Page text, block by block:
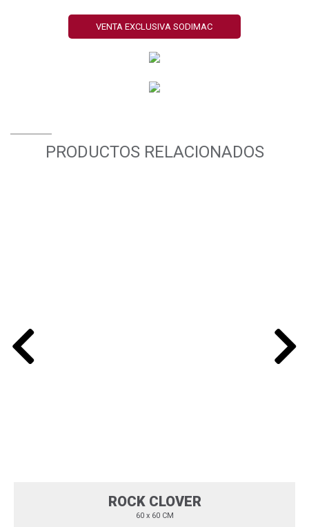
VENTA EXCLUSIVA SODIMAC
PRODUCTOS RELACIONADOS
ROCK CLOVER
60 x 60 CM